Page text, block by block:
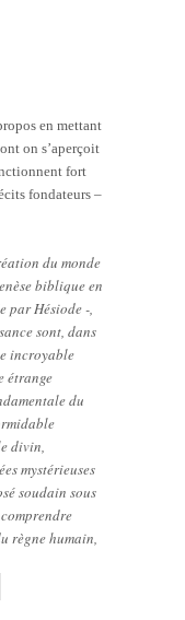
en mettant
on s’aperçoit
fort
fondateurs –
du monde
biblique en
par Hésiode -,
sont, dans
incroyable
étrange
du
divin,
mystérieuses
soudain sous
règne humain,